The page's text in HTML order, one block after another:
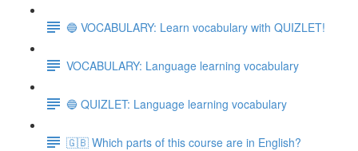
🔵 VOCABULARY: Learn vocabulary with QUIZLET!
VOCABULARY: Language learning vocabulary
🔵 QUIZLET: Language learning vocabulary
🇬🇧 Which parts of this course are in English?